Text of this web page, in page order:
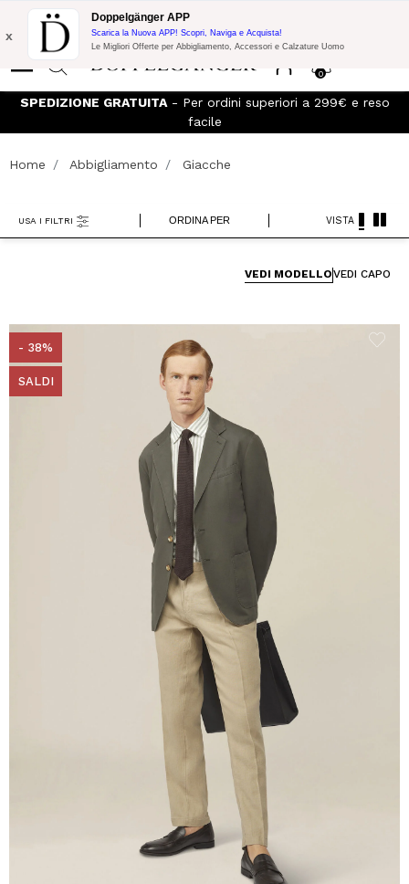
Promo Flash:
10% di Extra Sconto su 300€ di Acquisto con codice:
DOPPEL300
0
x
Doppelgänger APP
Scarica la Nuova APP! Scopri, Naviga e Acquista!
Le Migliori Offerte per Abbigliamento, Accessori e Calzature Uomo
Iscriviti alDoppelganger Club!Scopri tutti i vantaggi e
sconti fino al -20%!
Home Abbigliamento Giacche
ORDINA PER
USA I FILTRI VISTA
VEDI MODELLOVEDI CAPO
- 38%
SALDI